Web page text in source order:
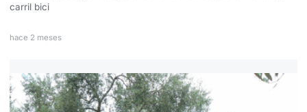
carril bici
hace 2 meses